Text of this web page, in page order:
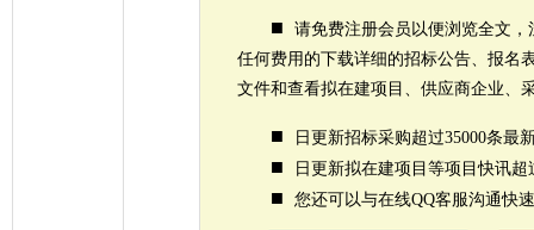
■
请免费注册会员以便浏览全文
任何费用的下载详细的招标公告、报名
文件和查看拟在建项目、供应商企业、
■ 日更新招标采购超过35000条最
■ 日更新拟在建项目等项目快讯超
■ 您还可以与在线QQ客服沟通快